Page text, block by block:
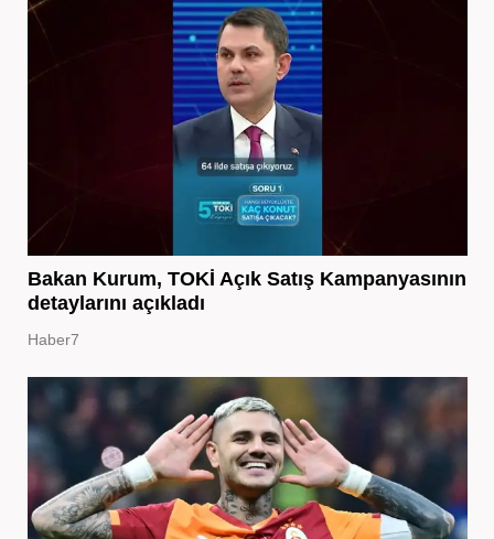
Bakan Kurum, TOKİ Açık Satış Kampanyasının
detaylarını açıkladı
Haber7